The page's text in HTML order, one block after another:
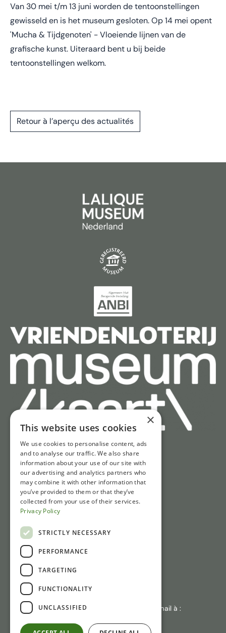
Van 30 mei t/m 13 juni worden de tentoonstellingen
gewisseld en is het museum gesloten. Op 14 mei opent
'Mucha & Tijdgenoten' - Vloeiende lijnen van de
grafische kunst. Uiteraard bent u bij beide
tentoonstellingen welkom.
Retour à l’aperçu des actualités
Liens rapides
Billets
Horaires d'ouverture
IAccès et Parking
Actualités
Contact
Gasthuisstraat 1
+31 (0)313 471410
En cas d'absence de réponse : envoyez un e-mail à :
info@laliquemuseum.nl
×
This website uses cookies
We use cookies to personalise content, ads
and to analyse our traffic. We also share
information about your use of our site with
our advertising and analytics partners who
may combine it with other information that
you’ve provided to them or that they’ve
collected from your use of their services.
Privacy Policy
STRICTLY NECESSARY
PERFORMANCE
TARGETING
FUNCTIONALITY
UNCLASSIFIED